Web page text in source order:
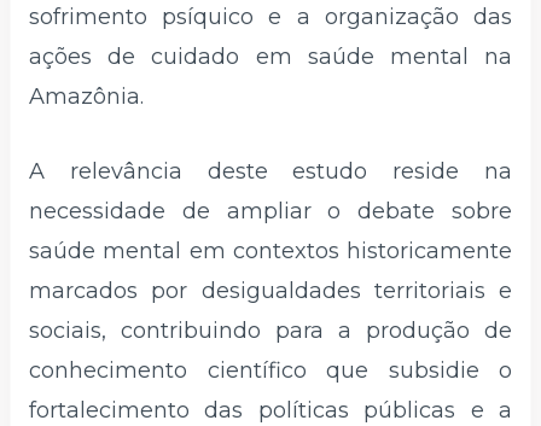
sofrimento psíquico e a organização das
ações de cuidado em saúde mental na
Amazônia.
A relevância deste estudo reside na
necessidade de ampliar o debate sobre
saúde mental em contextos historicamente
marcados por desigualdades territoriais e
sociais, contribuindo para a produção de
conhecimento científico que subsidie o
fortalecimento das políticas públicas e a